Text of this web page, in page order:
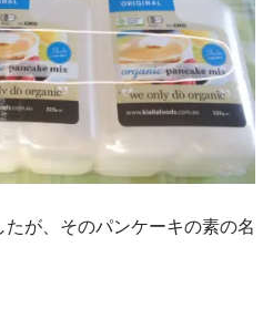
が、そのパンケーキの素の名